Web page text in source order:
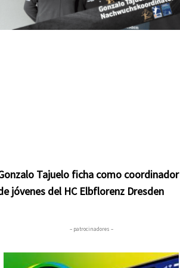
Tajuelo ficha como coordinador
jóvenes del HC Elbflorenz Dresden
– patrocinadores –